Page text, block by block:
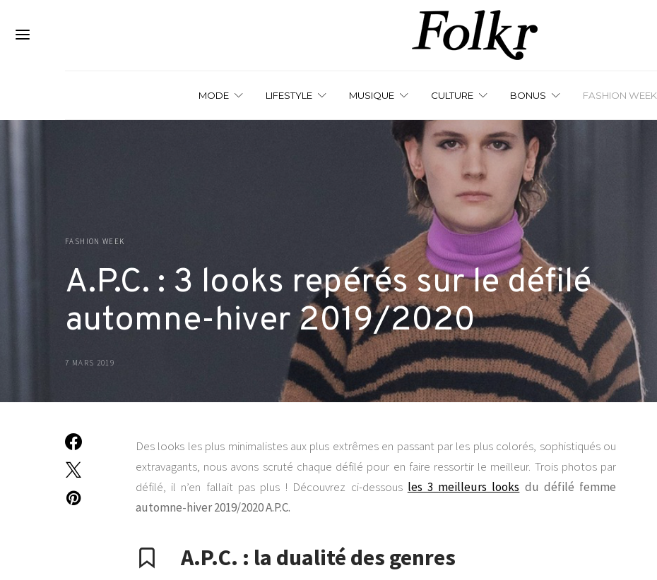
MODE LIFESTYLE MUSIQUE CULTURE BONUS FASHION WEEK
FASHION WEEK
A.P.C. : 3 looks repérés sur le défilé
automne-hiver 2019/2020
7 MARS 2019
Des looks les plus minimalistes aux plus extrêmes en passant par les plus colorés, sophistiqués ou
extravagants, nous avons scruté chaque défilé pour en faire ressortir le meilleur. Trois photos par
défilé, il n’en fallait pas plus ! Découvrez ci-dessous les 3 meilleurs looks du défilé femme
automne-hiver 2019/2020 A.P.C.
A.P.C. : la dualité des genres